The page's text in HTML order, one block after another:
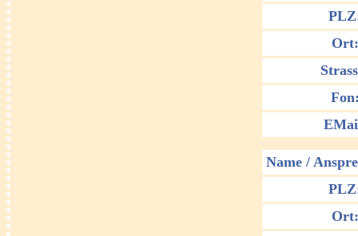
Ort:
Name /
Ort: